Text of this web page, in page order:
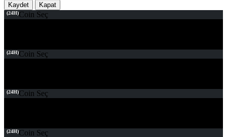
Kaydet Kapat
(24H)Coin Seç
(24H)Coin Seç
(24H)Coin Seç
(24H)Coin Seç